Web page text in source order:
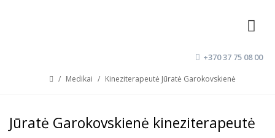
+370 37 75 08 00
/ Medikai / Kineziterapeutė Jūratė Garokovskienė
Jūratė Garokovskienė kineziterapeutė